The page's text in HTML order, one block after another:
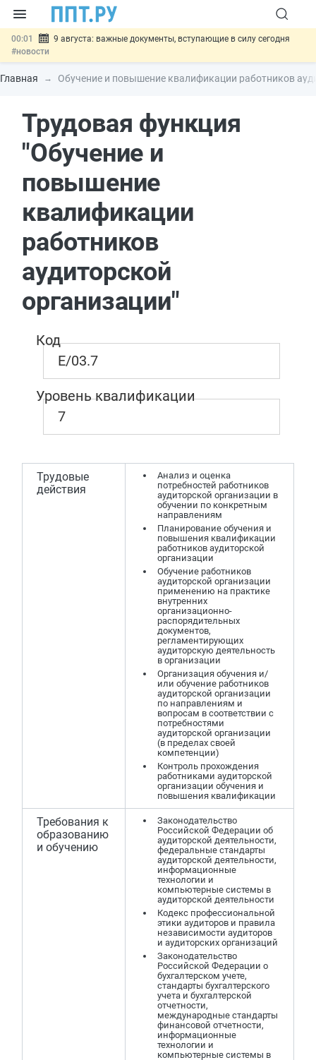
00:01
9 августа: важные документы, вступающие в силу сегодня
#новости
07.08 Подписан закон о блокировке продажи опасных товаров через
«Честный знак»#новости
07.08
Госпошлину за устранение ошибок в документах предлагают
отменить #новости
07.08
Важно
отношений#новости
Главная Обучение и повышение квалификации работников
Трудовая функция
"Обучение и
повышение
квалификации
работников
аудиторской
организации"
Код
E/03.7
Уровень квалификации
7
Трудовые
действия
Анализ и оценка
потребностей работников
аудиторской организации в
обучении по конкретным
направлениям
Планирование обучения и
повышения квалификации
работников аудиторской
организации
Обучение работников
аудиторской организации
применению на практике
внутренних
организационно-
распорядительных
документов,
регламентирующих
аудиторскую деятельность
в организации
Организация обучения и/
или обучение работников
аудиторской организации
по направлениям и
вопросам в соответствии с
потребностями
аудиторской организации
(в пределах своей
компетенции)
Контроль прохождения
работниками аудиторской
организации обучения и
повышения квалификации
Требования к
образованию
и обучению
Законодательство
Российской Федерации об
аудиторской деятельности,
федеральные стандарты
аудиторской деятельности,
информационные
технологии и
компьютерные системы в
аудиторской деятельности
Кодекс профессиональной
этики аудиторов и правила
независимости аудиторов
и аудиторских организаций
Законодательство
Российской Федерации о
бухгалтерском учете,
стандарты бухгалтерского
учета и бухгалтерской
отчетности,
международные стандарты
финансовой отчетности,
информационные
технологии и
компьютерные системы в